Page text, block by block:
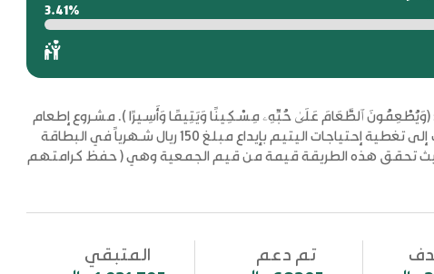
3.41%
(وَيُطْعِمُونَ ٱلطَّعَامَ عَلَىٰ حُبِّهِۦ مِسْكِينًا وَيَتِيمًا وَأَسِيرًا ). مشروع إطعام
يتيم الذي يهدف إلى تغطية إحتياجات اليتيم بإيداع مبلغ 150 ريال شهرياً في البطاقة
حيث تحقق هذه الطريقة قيمة من قيم الجمعية وهي ( حفظ كرامتهم
تم دعم
المتبقي